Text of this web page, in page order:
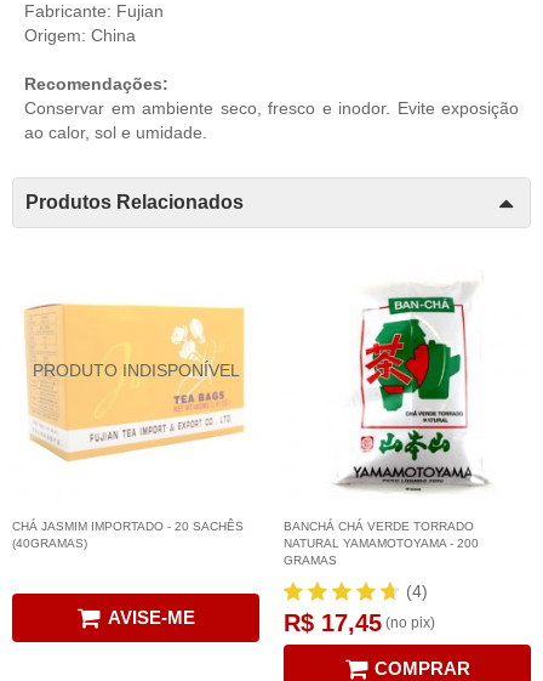
Fabricante: Fujian
Origem: China
Recomendações:
Conservar em ambiente seco, fresco e inodor. Evite exposição
ao calor, sol e umidade.
Produtos Relacionados
CHÁ JASMIM IMPORTADO - 20 SACHÊS
(40GRAMAS)
AVISE-ME
BANCHÁ CHÁ VERDE TORRADO
NATURAL YAMAMOTOYAMA - 200
GRAMAS
(4)
R$ 17,45 (no pix)
COMPRAR